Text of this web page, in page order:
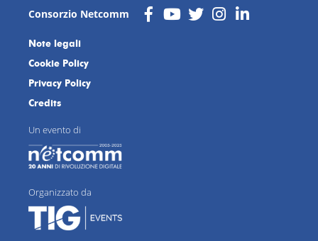
Consorzio Netcomm
Note legali
Cookie Policy
Privacy Policy
Credits
Un evento di
Organizzato da